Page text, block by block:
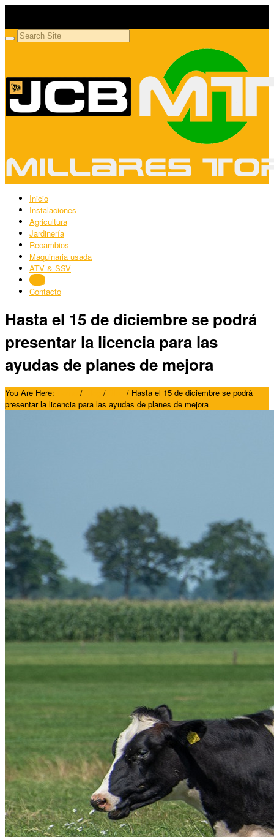
Inicio
Instalaciones
Agricultura
Jardinería
Recambios
Maquinaria usada
ATV & SSV
Blog
Contacto
Hasta el 15 de diciembre se podrá
presentar la licencia para las
ayudas de planes de mejora
You Are Here: / / / Hasta el 15 de diciembre se podrá
presentar la licencia para las ayudas de planes de mejora